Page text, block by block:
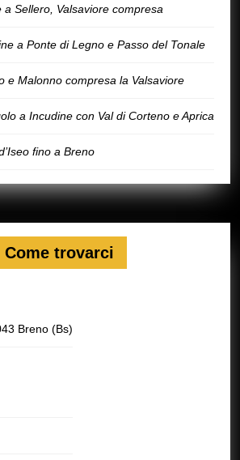
Sellero, Valsaviore compresa
a Ponte di Legno e Passo del Tonale
e Malonno compresa la Valsaviore
a Incudine con Val di Corteno e Aprica
fino a Breno
Come trovarci
Breno (Bs)